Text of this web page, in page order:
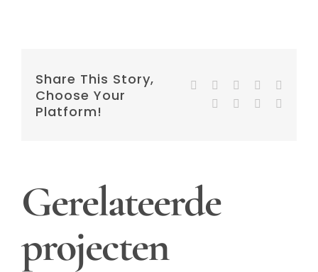
Share This Story,
Choose Your
Platform!
Facebook
TwitterReddit LinkedIn
TumblrPinterest
Gerelateerde
projecten